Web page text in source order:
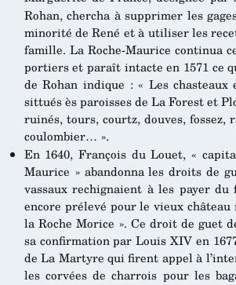
Rohan, chercha à supprimer les
minorité de René et à utiliser les
famille. La Roche-Maurice continua
portiers et paraît intacte en 1571 ce
de Rohan indique : « Les
sittués ès paroisses de La Forest et
ruinés, tours, courtz, douves,
coulombier… ».
En 1640, François du Louet, «
Maurice » abandonna les droits de
vassaux rechignaient à les payer
encore prélevé pour le vieux
la Roche Morice ». Ce droit de guet
sa confirmation par Louis XIV en
de La Martyre qui firent appel à
les corvées de charrois pour les